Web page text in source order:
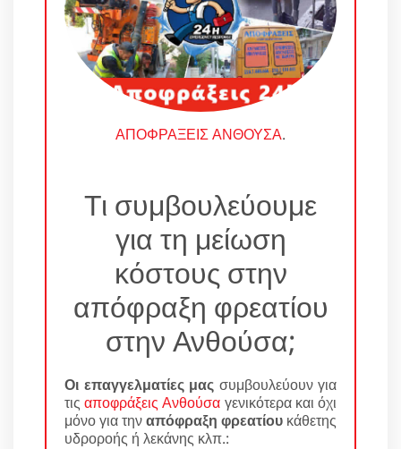
ΑΠΟΦΡΑΞΕΙΣ ΑΝΘΟΥΣΑ.
Τι συμβουλεύουμε
για τη μείωση
κόστους στην
απόφραξη φρεατίου
στην Ανθούσα;
Οι επαγγελματίες μας συμβουλεύουν για
τιςαποφράξεις Ανθούσα γενικότερα και όχι
μόνο για τηναπόφραξη φρεατίου κάθετης
υδροροής ή λεκάνης κλπ.: